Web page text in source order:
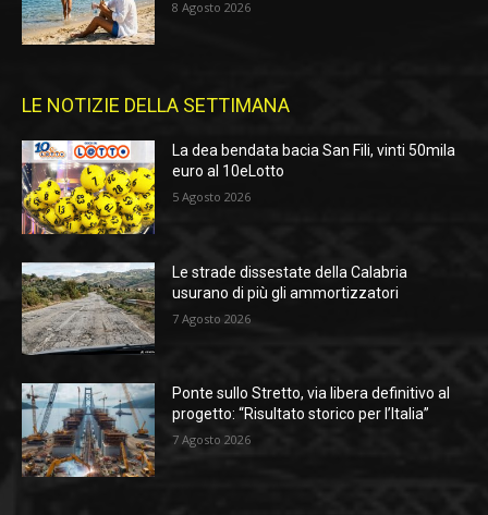
8 Agosto 2026
LE NOTIZIE DELLA SETTIMANA
La dea bendata bacia San Fili, vinti 50mila
euro al 10eLotto
5 Agosto 2026
Le strade dissestate della Calabria
usurano di più gli ammortizzatori
7 Agosto 2026
Ponte sullo Stretto, via libera definitivo al
progetto: “Risultato storico per l’Italia”
7 Agosto 2026